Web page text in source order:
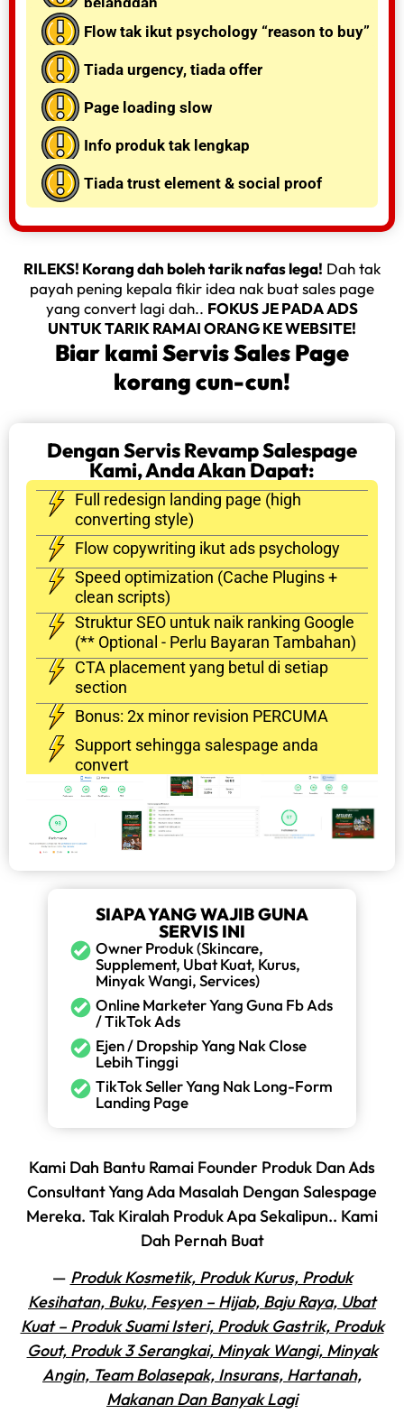
Flow tak ikut psychology “reason to buy”
Tiada urgency, tiada offer
Page loading slow
Info produk tak lengkap
Tiada trust element & social proof
RILEKS! Korang dah boleh tarik nafas lega! Dah tak
payah pening kepala fikir idea nak buat sales page
yang convert lagi dah.. FOKUS JE PADA ADS
UNTUK TARIK RAMAI ORANG KE WEBSITE!
Biar kami Servis Sales Page
korang cun-cun!
Dengan Servis Revamp Salespage
Kami, Anda Akan Dapat:
Full redesign landing page (high
converting style)
Flow copywriting ikut ads psychology
Speed optimization (Cache Plugins +
clean scripts)
Struktur SEO untuk naik ranking Google
(** Optional - Perlu Bayaran Tambahan)
CTA placement yang betul di setiap
section
Bonus: 2x minor revision PERCUMA
Support sehingga salespage anda
convert
SIAPA YANG WAJIB GUNA
SERVIS INI
Owner Produk (skincare,
Supplement, Ubat Kuat, Kurus,
Minyak Wangi, Services)
Online Marketer Yang Guna Fb Ads
/ TikTok Ads
Ejen / Dropship Yang Nak Close
Lebih Tinggi
TikTok Seller Yang Nak Long-Form
Landing Page
Kami Dah Bantu Ramai Founder Produk Dan Ads
Consultant Yang Ada Masalah Dengan Salespage
Mereka. Tak Kiralah Produk Apa Sekalipun.. Kami
Dah Pernah Buat
— Produk Kosmetik, Produk Kurus, Produk
Kesihatan, Buku, Fesyen – Hijab, Baju Raya, Ubat
Kuat – Produk Suami Isteri, Produk Gastrik, Produk
Gout, Produk 3 Serangkai, Minyak Wangi, Minyak
Angin, Team Bolasepak, Insurans, Hartanah,
Makanan Dan Banyak Lagi